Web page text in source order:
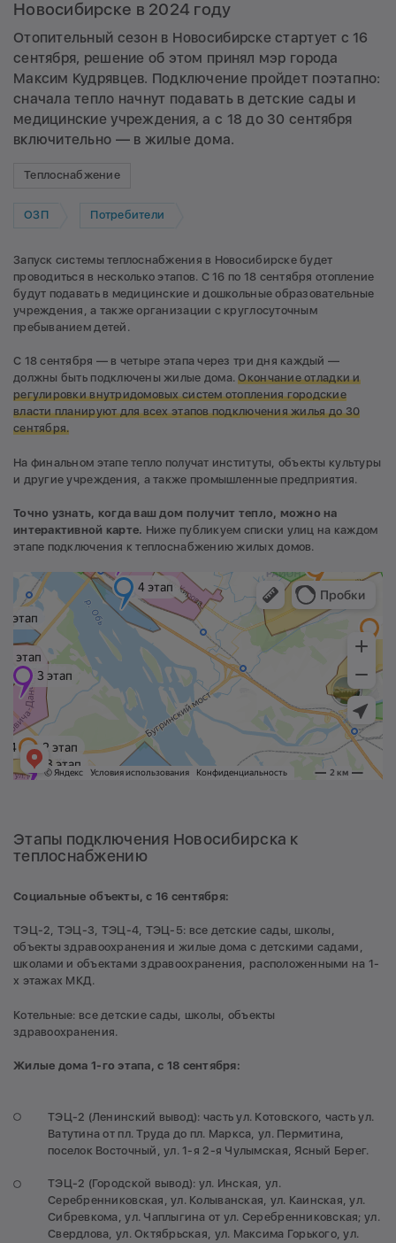
Новосибирске в 2024 году
Отопительный сезон в Новосибирске стартует с 16
сентября, решение об этом принял мэр города
Максим Кудрявцев. Подключение пройдет поэтапно:
сначала тепло начнут подавать в детские сады и
медицинские учреждения, а с 18 до 30 сентября
включительно — в жилые дома.
Теплоснабжение
ОЗП Потребители
Запуск системы теплоснабжения в Новосибирске будет
проводиться в несколько этапов. С 16 по 18 сентября отопление
будут подавать в медицинские и дошкольные образовательные
учреждения, а также организации с круглосуточным
пребыванием детей.
С 18 сентября — в четыре этапа через три дня каждый —
должны быть подключены жилые дома.Окончание отладки и
регулировки внутридомовых систем отопления городские
власти планируют для всех этапов подключения жилья до 30
сентября.
На финальном этапе тепло получат институты, объекты культуры
и другие учреждения, а также промышленные предприятия.
Точно узнать, когда ваш дом получит тепло, можно на
интерактивной карте. Ниже публикуем списки улиц на каждом
этапе подключения к теплоснабжению жилых домов.
Этапы подключения Новосибирска к
теплоснабжению
Социальные объекты, с 16 сентября:
ТЭЦ-2, ТЭЦ-3, ТЭЦ-4, ТЭЦ-5: все детские сады, школы,
объекты здравоохранения и жилые дома с детскими садами,
школами и объектами здравоохранения, расположенными на 1-
х этажах МКД.
Котельные: все детские сады, школы, объекты
здравоохранения.
Жилые дома 1-го этапа, с 18 сентября:
ТЭЦ-2 (Ленинский вывод): часть ул. Котовского, часть ул.
Ватутина от пл. Труда до пл. Маркса, ул. Пермитина,
поселок Восточный, ул. 1-я 2-я Чулымская, Ясный Берег.
ТЭЦ-2 (Городской вывод): ул. Инская, ул.
Серебренниковская, ул. Колыванская, ул. Каинская, ул.
Сибревкома, ул. Чаплыгина от ул. Серебренниковская; ул.
Свердлова, ул. Октябрьская, ул. Максима Горького, ул.